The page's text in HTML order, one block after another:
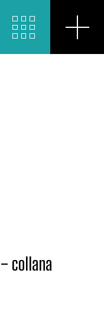
collana